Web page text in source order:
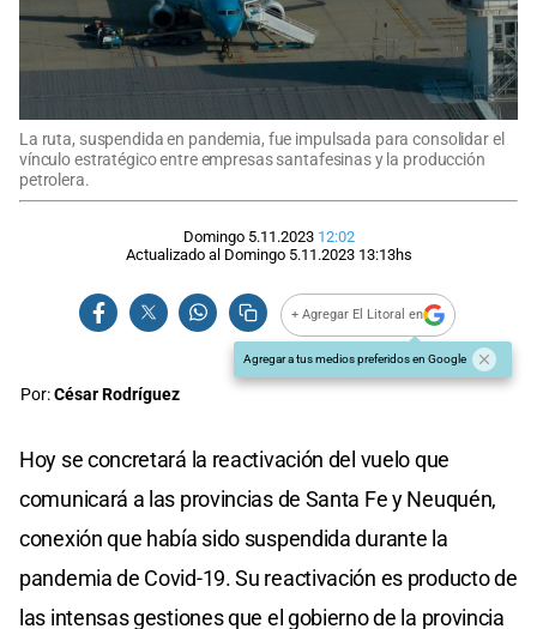
La ruta, suspendida en pandemia, fue impulsada para consolidar el
vínculo estratégico entre empresas santafesinas y la producción
petrolera.
Domingo 5.11.2023 12:02
Actualizado al Domingo 5.11.2023 13:13hs
+ Agregar El Litoral en
Agregar a tus medios preferidos en Google
Por:César Rodríguez
Hoy se concretará la reactivación del vuelo que
comunicará a las provincias de Santa Fe y Neuquén,
conexión que había sido suspendida durante la
pandemia de Covid-19. Su reactivación es producto de
las intensas gestiones que el gobierno de la provincia